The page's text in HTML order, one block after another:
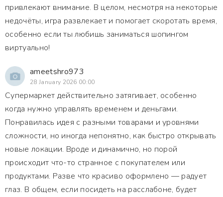
привлекают внимание. В целом, несмотря на некоторые
недочёты, игра развлекает и помогает скоротать время,
особенно если ты любишь заниматься шопингом
виртуально!
ameetshro973
28 January 2026 00:00
Супермаркет действительно затягивает, особенно
когда нужно управлять временем и деньгами.
Понравилась идея с разными товарами и уровнями
сложности, но иногда непонятно, как быстро открывать
новые локации. Вроде и динамично, но порой
происходит что-то странное с покупателем или
продуктами. Разве что красиво оформлено — радует
глаз. В общем, если посидеть на расслабоне, будет